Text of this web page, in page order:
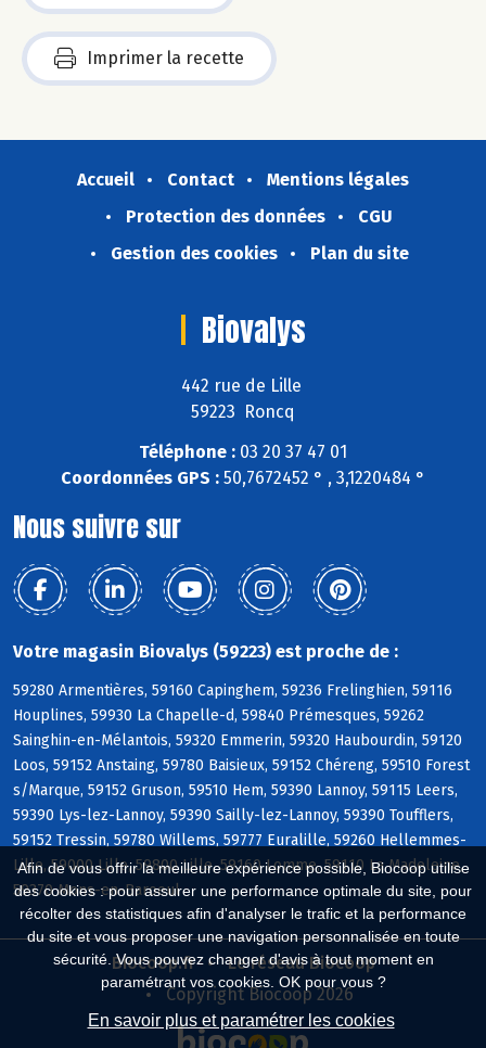
Afin de vous offrir la meilleure expérience possible, Biocoop utilise
des cookies : pour assurer une performance optimale du site, pour
récolter des statistiques afin d'analyser le trafic et la performance
du site et vous proposer une navigation personnalisée en toute
sécurité. Vous pouvez changer d'avis à tout moment en
paramétrant vos cookies. OK pour vous ?
En savoir plus et paramétrer les cookies
Imprimer la recette
Accueil Contact
Mentions légales
Protection des données
CGU
Gestion des cookies
Plan du site
Biovalys
442 rue de Lille
59223 Roncq
Téléphone : 03 20 37 47 01
Coordonnées GPS : 50,7672452 ° , 3,1220484 °
Nous suivre sur
Votre magasin Biovalys (59223) est proche de :
59280 Armentières, 59160 Capinghem, 59236 Frelinghien, 59116
Houplines, 59930 La Chapelle-d, 59840 Prémesques, 59262
Sainghin-en-Mélantois, 59320 Emmerin, 59320 Haubourdin, 59120
Loos, 59152 Anstaing, 59780 Baisieux, 59152 Chéreng, 59510 Forest
s/Marque, 59152 Gruson, 59510 Hem, 59390 Lannoy, 59115 Leers,
59390 Lys-lez-Lannoy, 59390 Sailly-lez-Lannoy, 59390 Toufflers,
59152 Tressin, 59780 Willems, 59777 Euralille, 59260 Hellemmes-
Lille, 59000 Lille, 59800 Lille, 59160 Lomme, 59110 La Madeleine,
59370 Mons-en-Baroeul
Biocoop.fr
Le réseau Biocoop
Copyright Biocoop 2026